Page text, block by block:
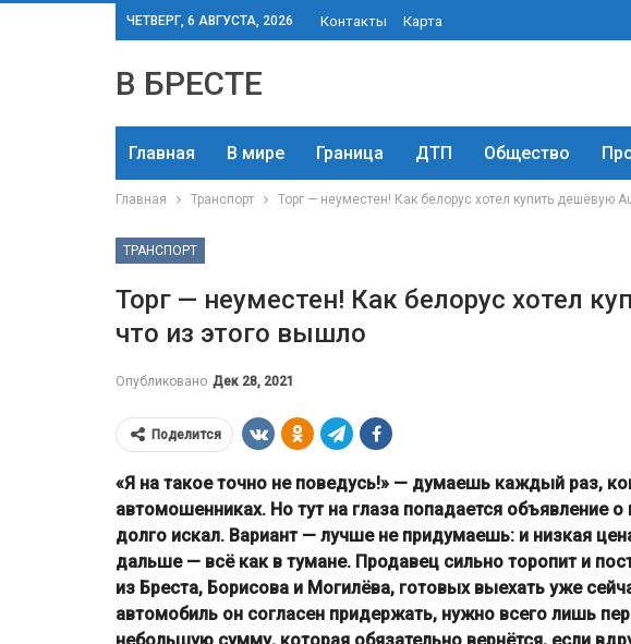
ЧЕТВЕРГ, 6 АВГУСТА, 2026 Контакты Карта
В БРЕСТЕ
Главная В мире Граница ДТП Общество
Главная Транспорт Торг — неуместен! Как белорус хотел купить дешёвую
ТРАНСПОРТ
Торг — неуместен! Как белорус хотел
что из этого вышло
Опубликовано Дек 28, 2021
Поделится
«Я на такое точно не поведусь!» — думаешь каждый раз,
автомошенниках. Но тут на глаза попадается объявление
долго искал. Вариант — лучше не придумаешь: и низкая
дальше — всё как в тумане. Продавец сильно торопит и
из Бреста, Борисова и Могилёва, готовых выехать уже
автомобиль он согласен придержать, нужно всего лишь